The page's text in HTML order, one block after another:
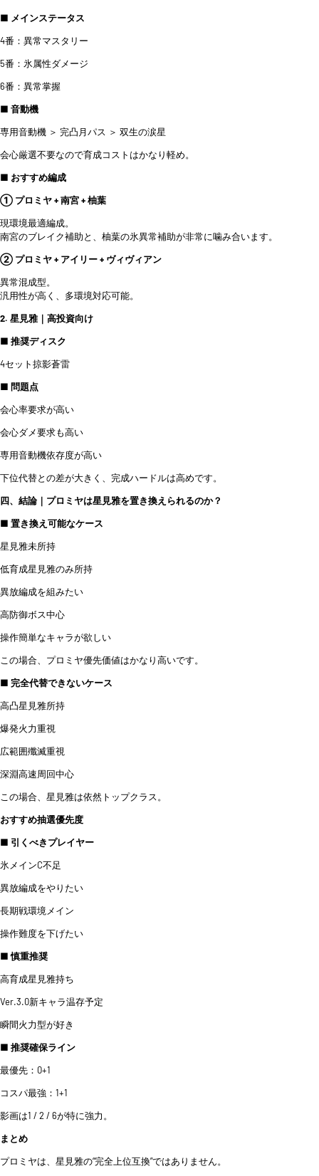
■ メインステータス
4番：異常マスタリー
5番：氷属性ダメージ
6番：異常掌握
■ 音動機
専用音動機 ＞ 完凸月パス ＞ 双生の涙星
会心厳選不要なので育成コストはかなり軽め。
■ おすすめ編成
① プロミヤ + 南宮 + 柚葉
現環境最適編成。
南宮のブレイク補助と、柚葉の氷異常補助が非常に噛み合います。
② プロミヤ + アイリー + ヴィヴィアン
異常混成型。
汎用性が高く、多環境対応可能。
2. 星見雅｜高投資向け
■ 推奨ディスク
4セット掠影蒼雷
■ 問題点
会心率要求が高い
会心ダメ要求も高い
専用音動機依存度が高い
下位代替との差が大きく、完成ハードルは高めです。
四、結論｜プロミヤは星見雅を置き換えられるのか？
■ 置き換え可能なケース
星見雅未所持
低育成星見雅のみ所持
異放編成を組みたい
高防御ボス中心
操作簡単なキャラが欲しい
この場合、プロミヤ優先価値はかなり高いです。
■ 完全代替できないケース
高凸星見雅所持
爆発火力重視
広範囲殲滅重視
深淵高速周回中心
この場合、星見雅は依然トップクラス。
おすすめ抽選優先度
■ 引くべきプレイヤー
氷メインC不足
異放編成をやりたい
長期戦環境メイン
操作難度を下げたい
■ 慎重推奨
高育成星見雅持ち
Ver.3.0新キャラ温存予定
瞬間火力型が好き
■ 推奨確保ライン
最優先：0+1
コスパ最強：1+1
影画は1 / 2 / 6が特に強力。
まとめ
プロミヤは、星見雅の“完全上位互換”ではありません。